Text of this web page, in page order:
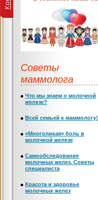
Советы
маммолога
Что мы знаем о молочной
железе?
Всей семьей к маммологу!
«Многоликая» боль в
молочной железе
Самообследование
молочных желез. Советы
специалиста
Красота и здоровье
молочных желез